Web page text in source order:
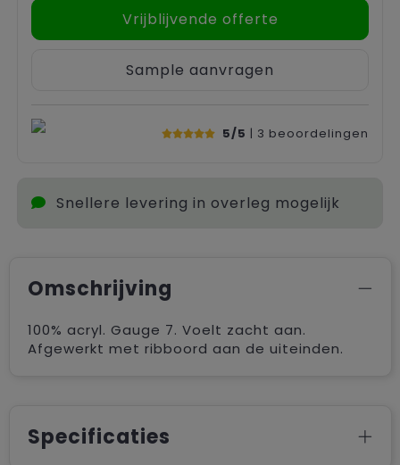
Vrijblijvende offerte
Sample aanvragen
5/5 | 3 beoordelingen
Snellere levering in overleg mogelijk
Omschrijving
100% acryl. Gauge 7. Voelt zacht aan.
Afgewerkt met ribboord aan de uiteinden.
Specificaties